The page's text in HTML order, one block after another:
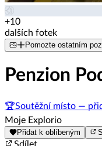
+10
dalších fotek
Pomozte ostatním
Penzion
🏆Soutěžní místo —
Moje Explorio
Přidat k oblíbeným
Sdílet